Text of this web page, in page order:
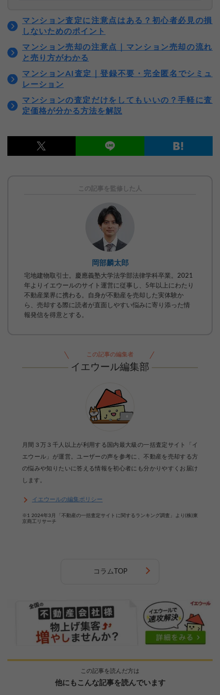
マンション査定に注意点はある？初心者必見の損
しないためのポイント
マンション売却の注意点｜マンション売却の流れ
と売り方がわかる
マンションAI査定｜登録不要・完全匿名でシミュ
レーション
マンションの査定だけをしてもいいの？手軽に査
定価格が分かる方法を解説
この記事を監修した人
岡部麟太郎
宅地建物取引士。慶應義塾大学法学部法律学科卒業。2021
年よりイエウールのサイト運営に従事し、5年以上にわたり
不動産業界に携わる。自身が不動産を売却した実体験か
ら、売却する際に読者が直面しやすい悩みに寄り添った情
報発信を得意とする。
この記事の編集者
イエウール編集部
月間３万３千人以上が利用する国内最大級の一括査定サイト「イ
エウール」が運営。ユーザーの声を参考に、不動産を売却する方
の悩みや知りたいに答える情報を初心者にも分かりやすくお届け
します。
イエウールの編集ポリシー
※1 2024年3月「不動産の一括査定サイトに関するランキング調査」より(株)東
京商工リサーチ
コラムTOP
この記事を読んだ方は
他にもこんな記事を読んでいます